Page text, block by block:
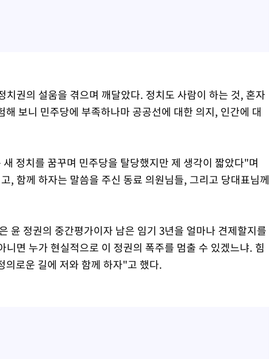
권의 설움을 겪으며 깨달았다. 정치도 사람이 하는 것, 혼자
보니 민주당에 부족하나마 공공선에 대한 의지, 인간에 대
정치를 꿈꾸며 민주당을 탈당했지만 제 생각이 짧았다"며
, 함께 하자는 말씀을 주신 동료 의원님들, 그리고 당대표님께
윤 정권의 중간평가이자 남은 임기 3년을 얼마나 견제할지를
면 누가 현실적으로 이 정권의 폭주를 멈출 수 있겠느냐. 힘
의로운 길에 저와 함께 하자"고 했다.